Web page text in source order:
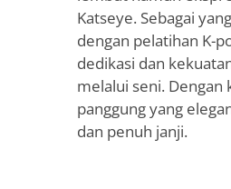
Katseye. Sebagai
dengan pelatihan K-
dedikasi dan
melalui seni.
panggung yang
dan penuh janji.